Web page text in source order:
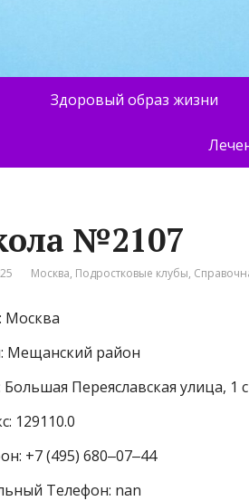
Здоровый образ жизни
№2107
Москва, Подростковые клубы,
Москва
Мещанский район
Большая Переяславская улица, 1
129110.0
+7 (495) 680‒07‒44
Телефон: nan